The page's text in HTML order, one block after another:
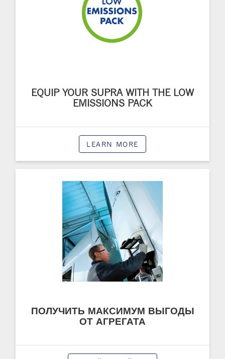
EQUIP YOUR SUPRA WITH THE LOW
EMISSIONS PACK
LEARN MORE
ПОЛУЧИТЬ МАКСИМУМ ВЫГОДЫ
ОТ АГРЕГАТА